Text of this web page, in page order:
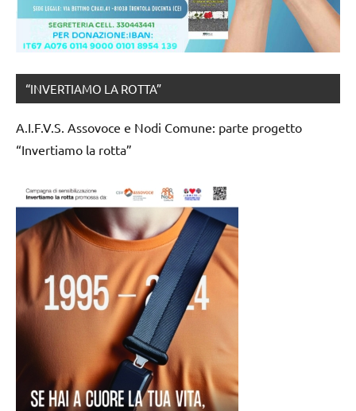
“INVERTIAMO LA ROTTA”
A.I.F.V.S. Assovoce e Nodi Comune: parte progetto
“Invertiamo la rotta”